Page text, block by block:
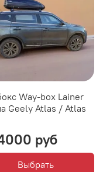
Way-box Lainer
Geely Atlas / Atlas
руб
Выбрать